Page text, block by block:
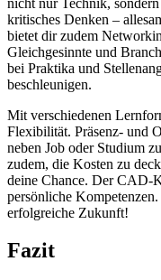
kritisches Denken –
bietet dir zudem
Gleichgesinnte und
bei Praktika und
beschleunigen.
Mit verschiedenen
Flexibilität. Präsenz- und
neben Job oder Studium
zudem, die Kosten zu
deine Chance. Der CAD-
persönliche
erfolgreiche Zukunft!
Fazit